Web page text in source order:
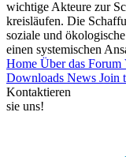
wichtige Akteure zur
kreisläufen. Die
soziale und
einen systemischen
Home Über das Forum
Downloads News Join
Kontaktieren
sie uns!